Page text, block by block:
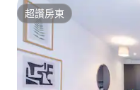
超讚房東
超讚房東